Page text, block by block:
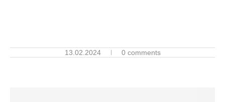
13.02.2024 0 comments